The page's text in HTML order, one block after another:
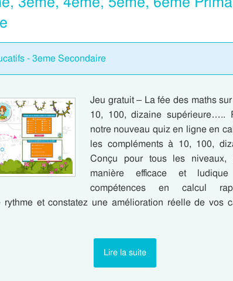
- 3eme Secondaire
Jeu gratuit – La fée des maths
10, 100, dizaine supérieure…..
notre nouveau quiz en ligne en
les compléments à 10, 100,
Conçu pour tous les
manière efficace et ludique
compétences en calcul
rythme et constatez une amélioration réelle de vos
Lire la suite